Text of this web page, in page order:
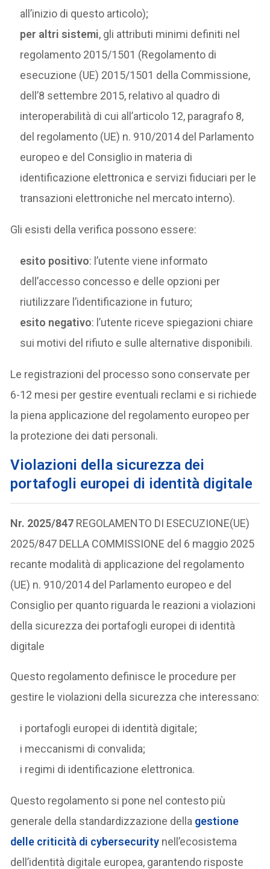
all’inizio di questo articolo);
per altri sistemi, gli attributi minimi definiti nel
regolamento 2015/1501 (Regolamento di
esecuzione (UE) 2015/1501 della Commissione,
dell’8 settembre 2015, relativo al quadro di
interoperabilità di cui all’articolo 12, paragrafo 8,
del regolamento (UE) n. 910/2014 del Parlamento
europeo e del Consiglio in materia di
identificazione elettronica e servizi fiduciari per le
transazioni elettroniche nel mercato interno).
Gli esisti della verifica possono essere:
esito positivo: l’utente viene informato
dell’accesso concesso e delle opzioni per
riutilizzare l’identificazione in futuro;
esito negativo: l’utente riceve spiegazioni chiare
sui motivi del rifiuto e sulle alternative disponibili.
Le registrazioni del processo sono conservate per
6-12 mesi per gestire eventuali reclami e si richiede
la piena applicazione del regolamento europeo per
la protezione dei dati personali.
Violazioni della sicurezza dei
portafogli europei di identità digitale
Nr. 2025/847 REGOLAMENTO DI ESECUZIONE(UE)
2025/847 DELLA COMMISSIONE del 6 maggio 2025
recante modalità di applicazione del regolamento
(UE) n. 910/2014 del Parlamento europeo e del
Consiglio per quanto riguarda le reazioni a violazioni
della sicurezza dei portafogli europei di identità
digitale
Questo regolamento definisce le procedure per
gestire le violazioni della sicurezza che interessano:
i portafogli europei di identità digitale;
i meccanismi di convalida;
i regimi di identificazione elettronica.
Questo regolamento si pone nel contesto più
generale della standardizzazione della gestione
delle criticità di cybersecurity nell’ecosistema
dell’identità digitale europea, garantendo risposte